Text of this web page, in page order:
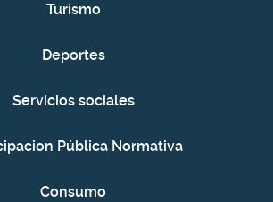
Turismo
Deportes
Servicios sociales
Pública Normativa
Consumo